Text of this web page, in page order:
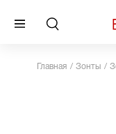
Главная Зонты